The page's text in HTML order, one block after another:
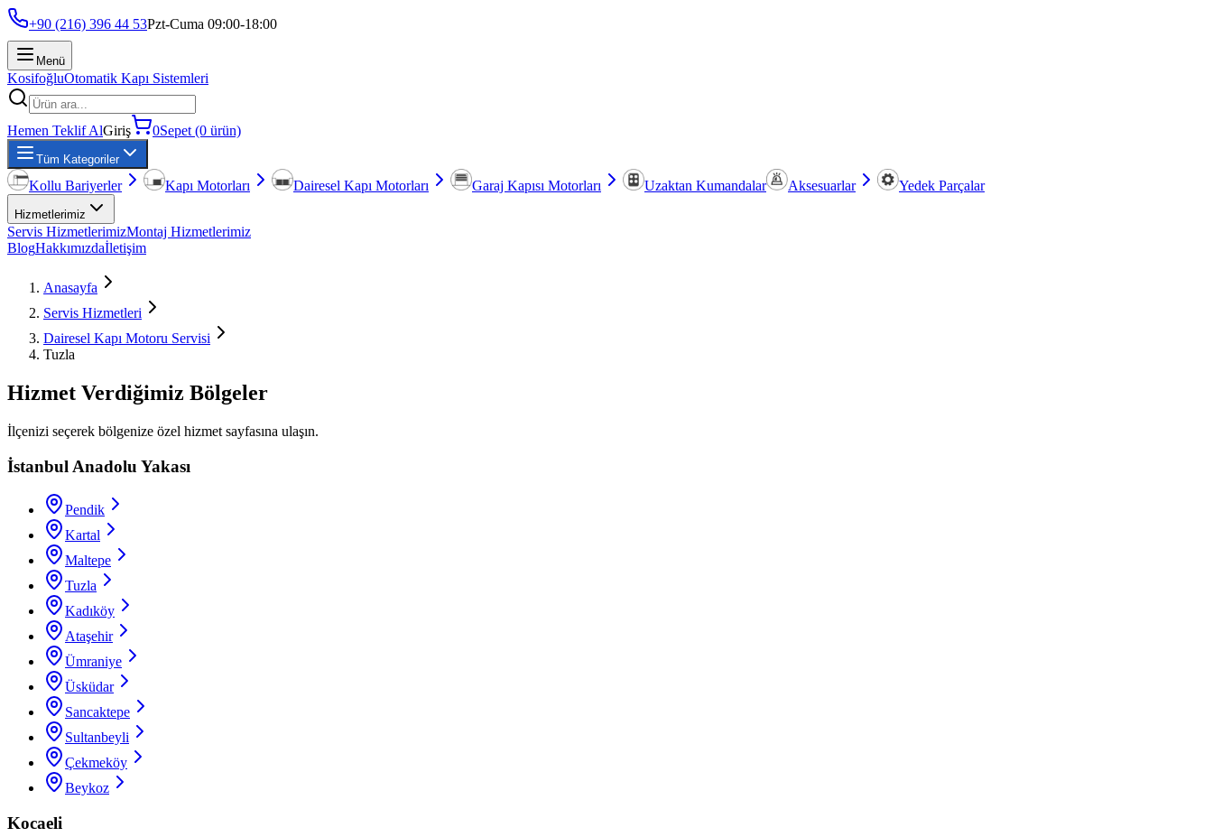
+90 (216) 396 44 53Pzt-Cuma 09:00-18:00
Menü
KosifoğluOtomatik Kapı Sistemleri
Hemen Teklif AlGiriş 0Sepet (0 ürün)
Tüm Kategoriler
Kollu Bariyerler Kapı Motorları Dairesel Kapı Motorları Garaj Kapısı Motorları Uzaktan Kumandalar Aksesuarlar Yedek Parçalar
Hizmetlerimiz
Servis HizmetlerimizMontaj Hizmetlerimiz
BlogHakkımızdaİletişim
Anasayfa
Servis Hizmetleri
Dairesel Kapı Motoru Servisi
Tuzla
Hizmet Verdiğimiz Bölgeler
İlçenizi seçerek bölgenize özel hizmet sayfasına ulaşın.
İstanbul Anadolu Yakası
Pendik
Kartal
Maltepe
Tuzla
Kadıköy
Ataşehir
Ümraniye
Üsküdar
Sancaktepe
Sultanbeyli
Çekmeköy
Beykoz
Kocaeli